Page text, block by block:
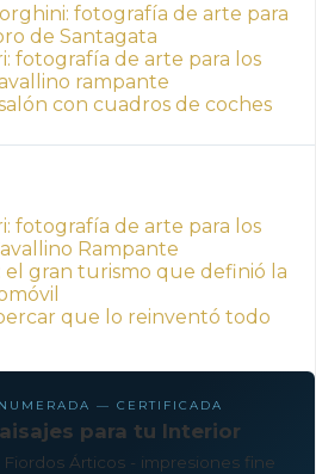
fotografía de arte para
de Santagata
fotografía de arte para los
rampante
con cuadros de coches
fotografía de arte para los
Rampante
el gran turismo que definió la
que lo reinventó todo
— CERTIFICADA
para tu Interior
Fiordos Árticos - impresiones fine